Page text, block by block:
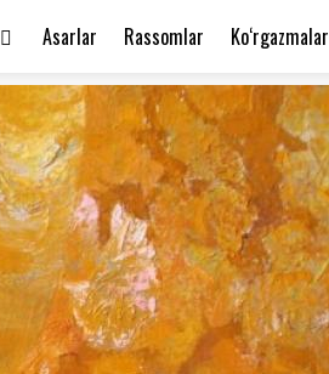
Ko‘rgazmalar
Rassomlar
Asarlar